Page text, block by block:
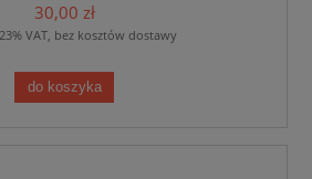
30,00 zł
VAT, bez kosztów dostawy
do koszyka